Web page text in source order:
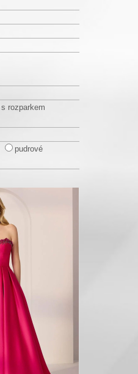
s rozparkem
pudrové